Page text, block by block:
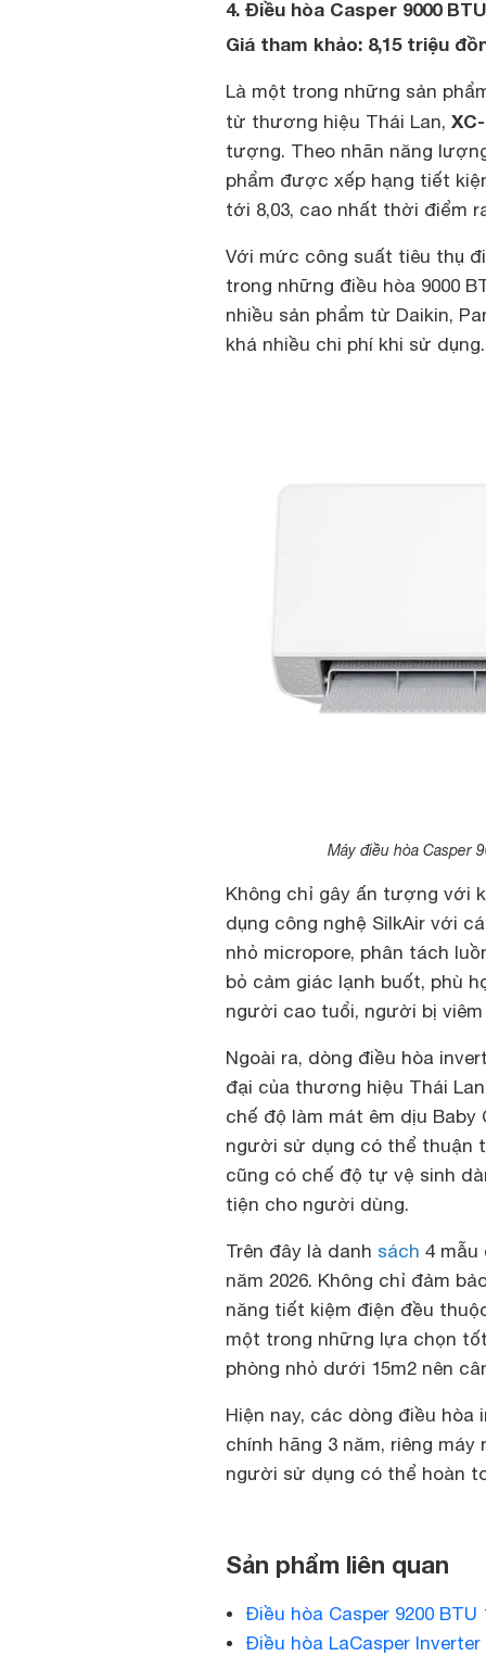
4. Điều hòa Casper 9000
Giá tham khảo: 8,15 triệu
Là một trong những sản
từ thương hiệu Thái Lan,
tượng. Theo nhãn năng
phẩm được xếp hạng tiết
tới 8,03, cao nhất thời điểm
Với mức công suất tiêu thụ
trong những điều hòa 9000
nhiều sản phẩm từ Daikin,
khá nhiều chi phí khi sử dụng.
Máy điều hòa Casper
Không chỉ gây ấn tượng với
dụng công nghệ SilkAir với
nhỏ micropore, phân tách
bỏ cảm giác lạnh buốt, phù
người cao tuổi, người bị
Ngoài ra, dòng điều hòa
đại của thương hiệu Thái
chế độ làm mát êm dịu Baby
người sử dụng có thể thuận
cũng có chế độ tự vệ sinh
tiện cho người dùng.
Trên đây là danh sách 4 mẫu
năm 2026. Không chỉ đảm
năng tiết kiệm điện đều
một trong những lựa chọn
phòng nhỏ dưới 15m2 nên
Hiện nay, các dòng điều
chính hãng 3 năm, riêng
người sử dụng có thể hoàn
Sản phẩm liên quan
Điều hòa Casper 9200 BTU
Điều hòa LaCasper Inverter